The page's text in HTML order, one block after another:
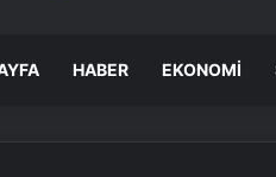
HABER EKONOMI